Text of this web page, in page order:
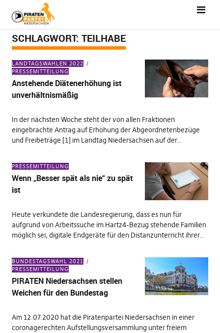
SCHLAGWORT: TEILHABE
LANDTAGSWAHLEN 2022
PRESSEMITTEILUNG
Anstehende Diätenerhöhung ist
unverhältnismäßig
In der nächsten Woche steht der von allen Fraktionen
eingebrachte Antrag auf Erhöhung der Abgeordnetenbezüge
und Freibeträge [1] im Landtag Niedersachsen auf der…
PRESSEMITTEILUNG
Wenn „Besser spät als nie“ zu spät
ist
Heute verkündete die Landesregierung, dass es nun für
aufgrund von Arbeitssuche im Hartz4-Bezug stehende Familien
möglich sei, digitale Endgeräte für den Distanzunterricht ihrer…
BUNDESTAGSWAHL 2021
PRESSEMITTEILUNG
PIRATEN Niedersachsen stellen
Weichen für den Bundestag
Am 12.07.2020 hat die Piratenpartei Niedersachsen in einer
coronagerechten Aufstellungsversammlung unter freiem